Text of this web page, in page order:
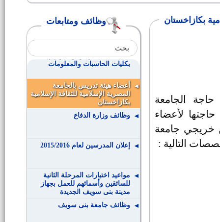
بكازاخستان
الجامعة
حاجتها لأعضاء
الدراسي القادم 2015 / 2016م من خريجي جامعة
التالية :
وظائف ومتابعات
وظائف المركز القومي لبحوث
المياه
أعضاء هيئة تدريس ومعاونيهم
بكليات الحاسبات والمعلومات
أعضاء هيئة تدريس بالجامعة
المصرية الإسلامية للثقافة الإسلامية
بكازاخستان
وظائف وزارة الدفاع
إعلان المدرسين لعام 2015/2016
مواعيد اختبارات المرحلة الثانية
للسائقين وأسمائهم للعمل بجهاز
مدينة بنى سويف الجديدة
وظائف جامعة بنى سويف